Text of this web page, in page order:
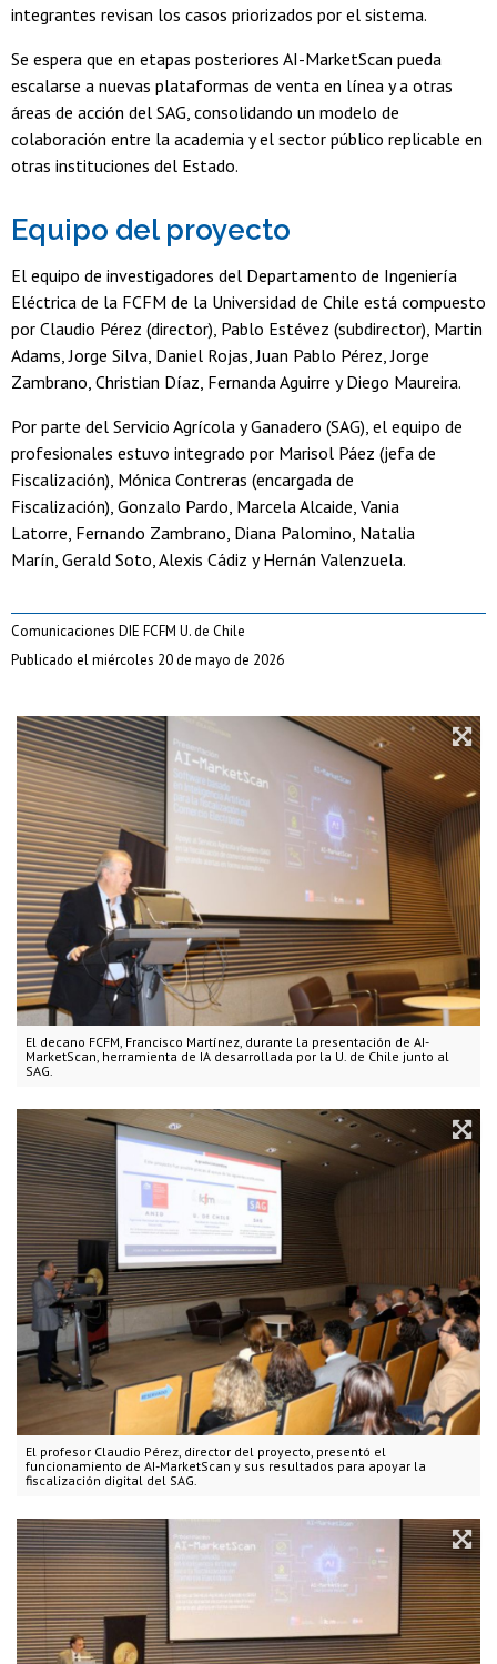
El decano FCFM, Francisco Martínez, durante la presentación de AI-
MarketScan, herramienta de IA desarrollada por la U. de Chile junto al
SAG.
El profesor Claudio Pérez, director del proyecto, presentó el
funcionamiento de AI-MarketScan y sus resultados para apoyar la
fiscalización digital del SAG.
integrantes revisan los casos priorizados por el sistema.
Se espera que en etapas posteriores AI-MarketScan pueda
escalarse a nuevas plataformas de venta en línea y a otras
áreas de acción del SAG, consolidando un modelo de
colaboración entre la academia y el sector público replicable en
otras instituciones del Estado.
Equipo del proyecto
El equipo de investigadores del Departamento de Ingeniería
Eléctrica de la FCFM de la Universidad de Chile está compuesto
por Claudio Pérez (director), Pablo Estévez (subdirector), Martin
Adams, Jorge Silva, Daniel Rojas, Juan Pablo Pérez, Jorge
Zambrano, Christian Díaz, Fernanda Aguirre y Diego Maureira.
Por parte del Servicio Agrícola y Ganadero (SAG), el equipo de
profesionales estuvo integrado por Marisol Páez (jefa de
Fiscalización), Mónica Contreras (encargada de
Fiscalización), Gonzalo Pardo, Marcela Alcaide, Vania
Latorre, Fernando Zambrano, Diana Palomino, Natalia
Marín, Gerald Soto, Alexis Cádiz y Hernán Valenzuela.
Comunicaciones DIE FCFM U. de Chile
Publicado el miércoles 20 de mayo de 2026